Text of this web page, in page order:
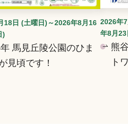
18日 (土曜日)～2026年8月16
)
馬見丘陵公園のひま
見頃です！
2026年
年8月
熊
ト